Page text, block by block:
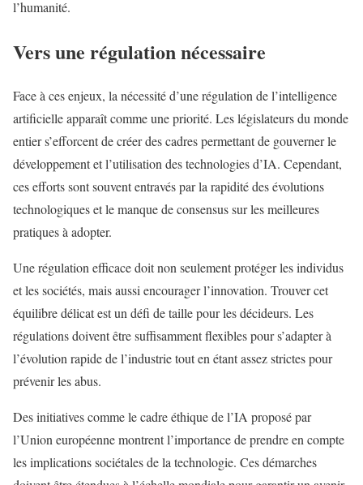
l’humanité.
Vers une régulation nécessaire
Face à ces enjeux, la nécessité d’une régulation de l’intelligence
artificielle apparaît comme une priorité. Les législateurs du monde
entier s’efforcent de créer des cadres permettant de gouverner le
développement et l’utilisation des technologies d’IA. Cependant,
ces efforts sont souvent entravés par la rapidité des évolutions
technologiques et le manque de consensus sur les meilleures
pratiques à adopter.
Une régulation efficace doit non seulement protéger les individus
et les sociétés, mais aussi encourager l’innovation. Trouver cet
équilibre délicat est un défi de taille pour les décideurs. Les
régulations doivent être suffisamment flexibles pour s’adapter à
l’évolution rapide de l’industrie tout en étant assez strictes pour
prévenir les abus.
Des initiatives comme le cadre éthique de l’IA proposé par
l’Union européenne montrent l’importance de prendre en compte
les implications sociétales de la technologie. Ces démarches